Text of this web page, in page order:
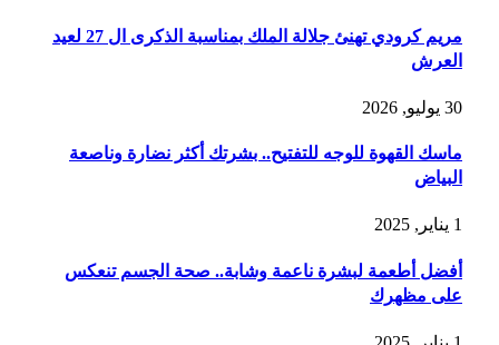
مريم كرودي تهنئ جلالة الملك بمناسبة الذكرى ال 27 لعيد
العرش
30 يوليو, 2026
ماسك القهوة للوجه للتفتيح.. بشرتك أكثر نضارة وناصعة
البياض
1 يناير, 2025
أفضل أطعمة لبشرة ناعمة وشابة.. صحة الجسم تنعكس
على مظهرك